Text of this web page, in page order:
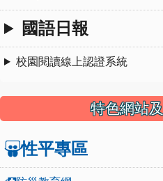
國語日報
校園閱讀線上認證系統
特色網站
性平專區